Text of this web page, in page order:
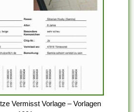
Vermisst Vorlage – Vorlagen